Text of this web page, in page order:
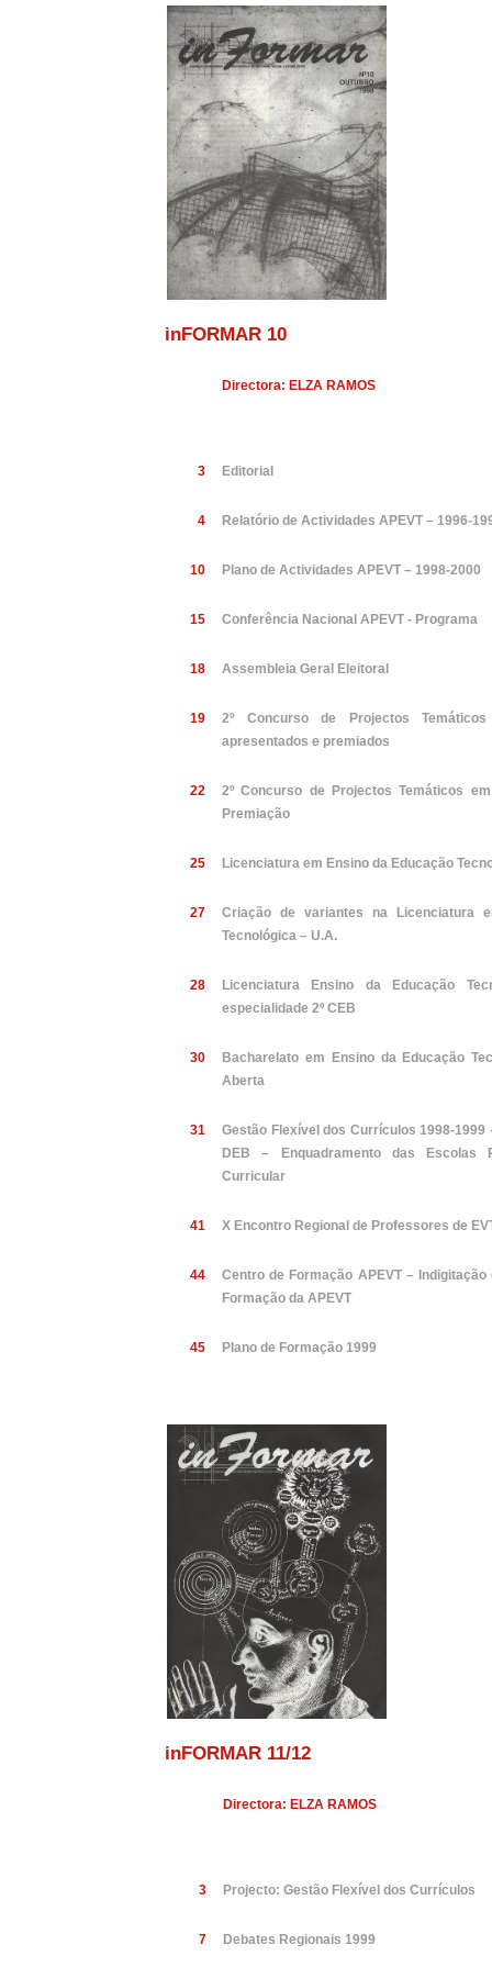
inFORMAR 10
Directora: ELZA RAMOS
3 Editorial
4 Relatório de Actividades APEVT – 1996-
10 Plano de Actividades APEVT – 1998-2000
15 Conferência Nacional APEVT - Programa
18 Assembleia Geral Eleitoral
19
2º Concurso de Projectos
apresentados e premiados
22
2º Concurso de Projectos Temáticos
Premiação
25 Licenciatura em Ensino da Educação
27
Criação de variantes na Licenciatura
Tecnológica – U.A.
28
Licenciatura Ensino da Educação
especialidade 2º CEB
30
Bacharelato em Ensino da Educação
Aberta
31
Gestão Flexível dos Currículos 1998-1999
DEB – Enquadramento das Escolas
Curricular
41 X Encontro Regional de Professores de
44
Centro de Formação APEVT –
Formação da APEVT
45 Plano de Formação 1999
inFORMAR 11/12
Directora: ELZA RAMOS
3 Projecto: Gestão Flexível dos Currículos
7 Debates Regionais 1999